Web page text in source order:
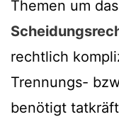
Themen um das
rechtlich
Trennungs-
benötigt